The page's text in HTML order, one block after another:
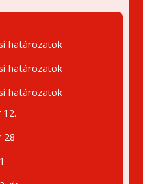
határozatok
határozatok
határozatok
12.
28